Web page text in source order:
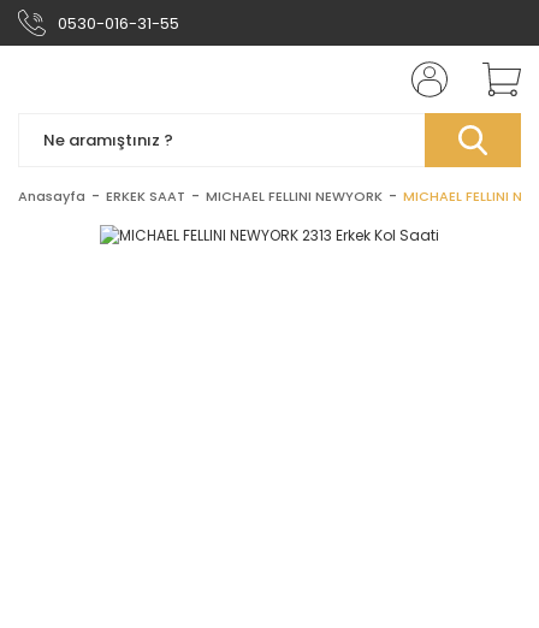
0530-016-31-55
Anasayfa ERKEK SAAT MICHAEL FELLINI NEWYORK MICHAEL FELLINI